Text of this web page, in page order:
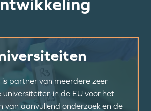
is partner van meerdere zeer
universiteiten in de EU voor het
van aanvullend onderzoek en de